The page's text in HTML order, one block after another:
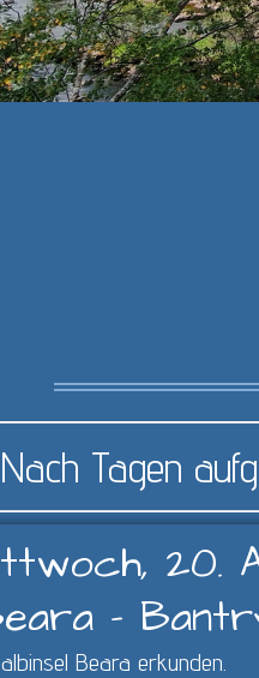
Tagen
20.
-
Beara erkunden.